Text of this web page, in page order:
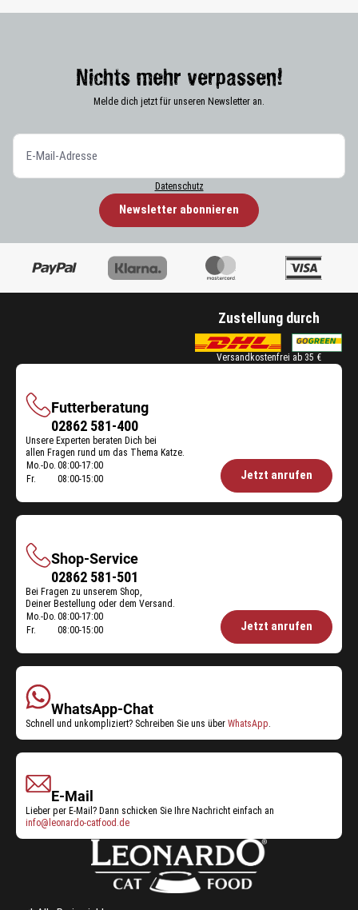
Nichts mehr verpassen!
Melde dich jetzt für unseren Newsletter an.
Datenschutz
Newsletter abonnieren
Zustellung durch
Versandkostenfrei ab 35 €
Futterberatung
Futterberatung
02862 581-400
Unsere Experten beraten Dich bei
allen Fragen rund um das Thema Katze.
Öffnungszeiten
Mo.-Do. 08:00-17:00
Fr.
08:00-15:00 Jetzt anrufen
Shop-Service
Shop-
Service
02862 581-501
Bei Fragen zu unserem Shop,
Deiner Bestellung oder dem Versand.
Öffnungszeiten
Mo.-Do. 08:00-17:00
Fr.
08:00-15:00 Jetzt anrufen
WhatsApp-Chat
Schnell und unkompliziert? Schreiben Sie uns über WhatsApp.
E-Mail
Lieber per E-Mail? Dann schicken Sie Ihre Nachricht einfach an
info@leonardo-catfood.de